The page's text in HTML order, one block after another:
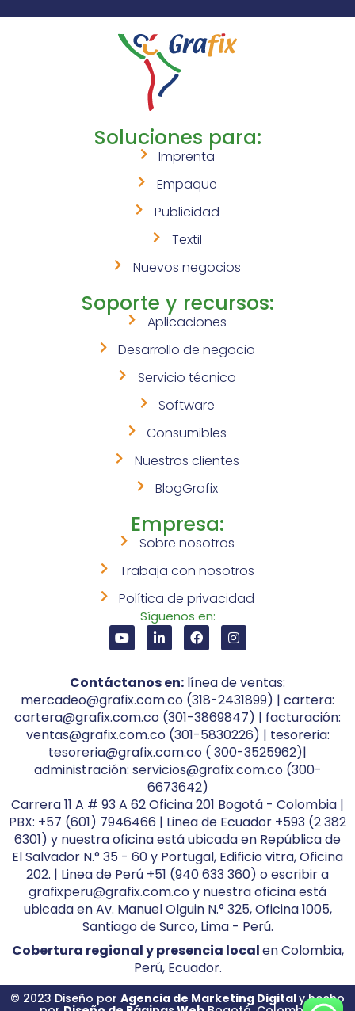
Soluciones para:
Imprenta
Empaque
Publicidad
Textil
Nuevos negocios
Soporte y recursos:
Aplicaciones
Desarrollo de negocio
Servicio técnico
Software
Consumibles
Nuestros clientes
BlogGrafix
Empresa:
Sobre nosotros
Trabaja con nosotros
Política de privacidad
Síguenos en:
Contáctanos en: línea de ventas:
mercadeo@grafix.com.co (318-2431899) | cartera:
cartera@grafix.com.co (301-3869847) | facturación:
ventas@grafix.com.co (301-5830226) | tesoreria:
tesoreria@grafix.com.co ( 300-3525962)|
administración: servicios@grafix.com.co (300-
6673642)
Carrera 11 A # 93 A 62 Oficina 201 Bogotá - Colombia |
PBX: +57 (601) 7946466 | Linea de Ecuador +593 (2 382
6301) y nuestra oficina está ubicada en República de
El Salvador N.° 35 - 60 y Portugal, Edificio vitra, Oficina
202. | Linea de Perú +51 (940 633 360) o escribir a
grafixperu@grafix.com.co y nuestra oficina está
ubicada en Av. Manuel Olguin N.° 325, Oficina 1005,
Santiago de Surco, Lima - Perú.
Cobertura regional y presencia localen Colombia,
Perú, Ecuador.
© 2023 Diseño por Agencia de Marketing Digitaly hecho